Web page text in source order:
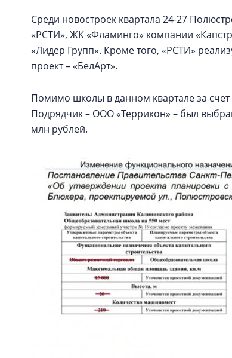
Среди новостроек квартала 24-27
«РСТИ», ЖК «Фламинго» компании
«Лидер Групп». Кроме того, «РСТИ»
проект – «БелАрт».
Помимо школы в данном квартале за счет
Подрядчик – ООО «Террикон» – был
млн рублей.